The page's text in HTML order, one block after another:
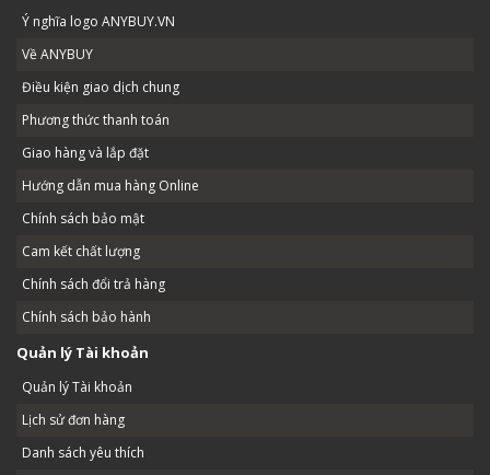
Ý nghĩa logo ANYBUY.VN
Về ANYBUY
Điều kiện giao dịch chung
Phương thức thanh toán
Giao hàng và lắp đặt
Hướng dẫn mua hàng Online
Chính sách bảo mật
Cam kết chất lượng
Chính sách đổi trả hàng
Chính sách bảo hành
Quản lý Tài khoản
Quản lý Tài khoản
Lịch sử đơn hàng
Danh sách yêu thích